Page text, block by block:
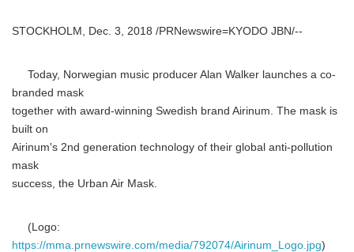
STOCKHOLM, Dec. 3, 2018 /PRNewswire=KYODO JBN/--
Today, Norwegian music producer Alan Walker launches a co-
branded mask
together with award-winning Swedish brand Airinum. The mask is
built on
Airinum's 2nd generation technology of their global anti-pollution
mask
success, the Urban Air Mask.
(Logo:
https://mma.prnewswire.com/media/792074/Airinum_Logo.jpg)